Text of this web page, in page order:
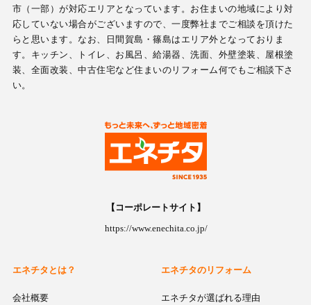
市（一部）が対応エリアとなっています。お住まいの地域により対
応していない場合がございますので、一度弊社までご相談を頂けた
らと思います。なお、日間賀島・篠島はエリア外となっておりま
す。キッチン、トイレ、お風呂、給湯器、洗面、外壁塗装、屋根塗
装、全面改装、中古住宅など住まいのリフォーム何でもご相談下さ
い。
【コーポレートサイト】
https://www.enechita.co.jp/
エネチタとは？
会社概要
エネチタのリフォーム
エネチタが選ばれる理由